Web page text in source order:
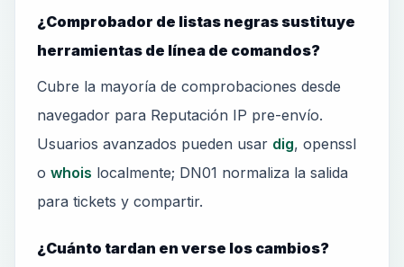
¿Comprobador de listas negras sustituye
herramientas de línea de comandos?
Cubre la mayoría de comprobaciones desde
navegador para Reputación IP pre-envío.
Usuarios avanzados pueden usar dig, openssl
o whois localmente; DN01 normaliza la salida
para tickets y compartir.
¿Cuánto tardan en verse los cambios?